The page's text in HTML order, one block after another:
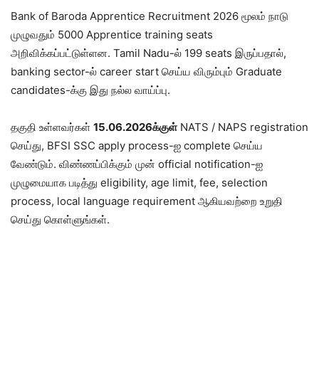
Bank of Baroda Apprentice Recruitment 2026 மூலம் நாடு
முழுவதும் 5000 Apprentice training seats
அறிவிக்கப்பட்டுள்ளன. Tamil Nadu-ல் 199 seats இருப்பதால்,
banking sector-ல் career start செய்ய விரும்பும் Graduate
candidates-க்கு இது நல்ல வாய்ப்பு.
தகுதி உள்ளவர்கள் 15.06.2026க்குள்NATS / NAPS registration
செய்து, BFSI SSC apply process-ஐ complete செய்ய
வேண்டும். விண்ணப்பிக்கும் முன் official notification-ஐ
முழுமையாக படித்து eligibility, age limit, fee, selection
process, local language requirement ஆகியவற்றை உறுதி
செய்து கொள்ளுங்கள்.